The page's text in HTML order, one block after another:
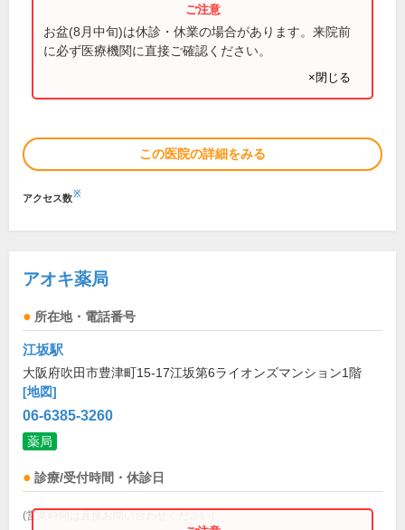
お盆(8月中旬)は休診・休業の場合があります。来院前
に必ず医療機関に直接ご確認ください。
×閉じる
この医院の詳細をみる
アクセス数※
アオキ薬局
所在地・電話番号
江坂駅
大阪府吹田市豊津町15-17江坂第6ライオンズマンション1階
[地図]
06-6385-3260
薬局
診療/受付時間・休診日
(営業時間は直接お問い合わせください)